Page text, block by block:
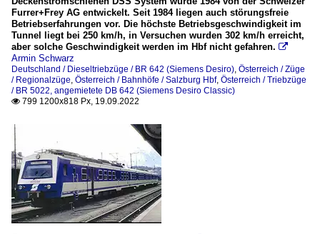
Furrer+Frey AG entwickelt. Seit 1984 liegen auch störungsfreie
Betriebserfahrungen vor. Die höchste Betriebsgeschwindigkeit im
Tunnel liegt bei 250 km/h, in Versuchen wurden 302 km/h erreicht,
aber solche Geschwindigkeit werden im Hbf nicht gefahren. 
Armin Schwarz
Deutschland / Dieseltriebzüge / BR 642 (Siemens Desiro), Österreich / Züge
/ Regionalzüge, Österreich / Bahnhöfe / Salzburg Hbf, Österreich / Triebzüge
/ BR 5022, angemietete DB 642 (Siemens Desiro Classic)
 799 1200x818 Px, 19.09.2022